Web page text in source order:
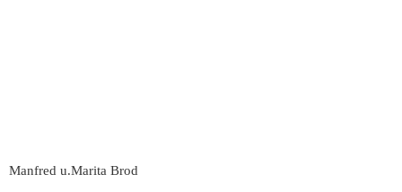
Manfred u.Marita Brod